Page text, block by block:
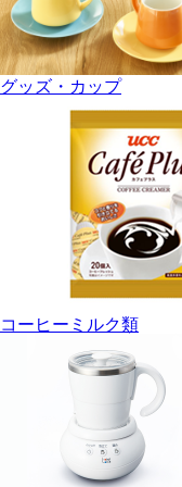
グッズ・カップ
コーヒーミルク類